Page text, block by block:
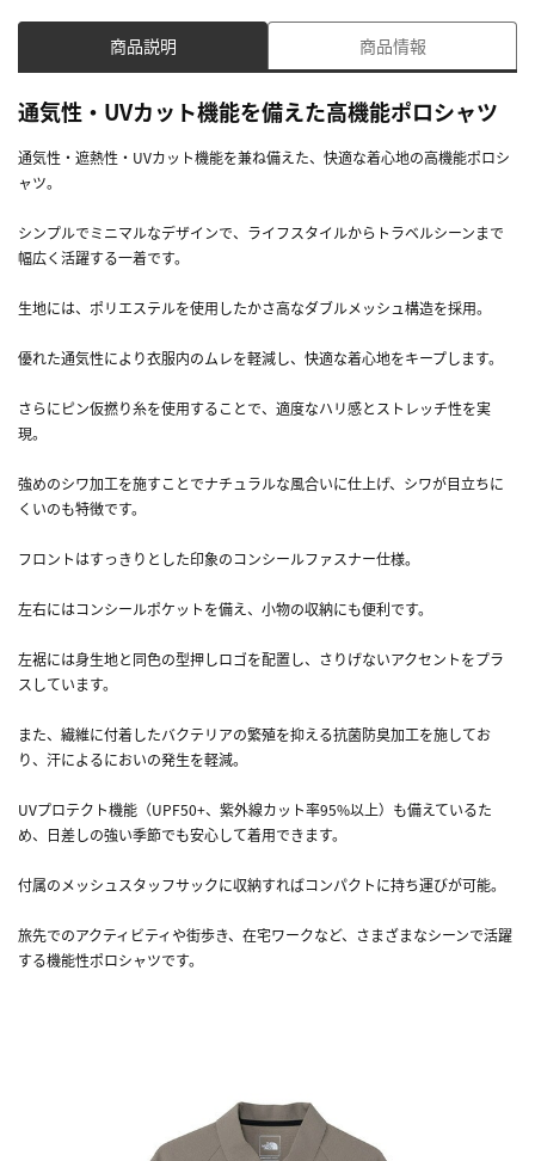
商品説明 商品情報
通気性・UVカット機能を備えた高機能ポロシャツ
通気性・遮熱性・UVカット機能を兼ね備えた、快適な着心地の高機能ポロシ
ャツ。
シンプルでミニマルなデザインで、ライフスタイルからトラベルシーンまで
幅広く活躍する一着です。
生地には、ポリエステルを使用したかさ高なダブルメッシュ構造を採用。
優れた通気性により衣服内のムレを軽減し、快適な着心地をキープします。
さらにピン仮撚り糸を使用することで、適度なハリ感とストレッチ性を実
現。
強めのシワ加工を施すことでナチュラルな風合いに仕上げ、シワが目立ちに
くいのも特徴です。
フロントはすっきりとした印象のコンシールファスナー仕様。
左右にはコンシールポケットを備え、小物の収納にも便利です。
左裾には身生地と同色の型押しロゴを配置し、さりげないアクセントをプラ
スしています。
また、繊維に付着したバクテリアの繁殖を抑える抗菌防臭加工を施してお
り、汗によるにおいの発生を軽減。
UVプロテクト機能（UPF50+、紫外線カット率95%以上）も備えているた
め、日差しの強い季節でも安心して着用できます。
付属のメッシュスタッフサックに収納すればコンパクトに持ち運びが可能。
旅先でのアクティビティや街歩き、在宅ワークなど、さまざまなシーンで活躍
する機能性ポロシャツです。